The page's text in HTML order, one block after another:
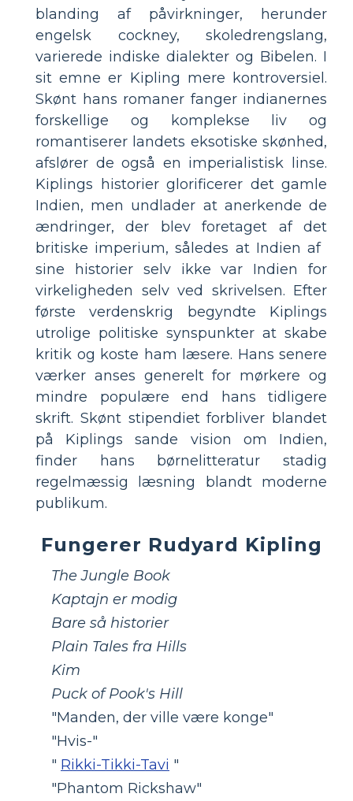
blanding af påvirkninger, herunder
engelsk cockney, skoledrengslang,
varierede indiske dialekter og Bibelen. I
sit emne er Kipling mere kontroversiel.
Skønt hans romaner fanger indianernes
forskellige og komplekse liv og
romantiserer landets eksotiske skønhed,
afslører de også en imperialistisk linse.
Kiplings historier glorificerer det gamle
Indien, men undlader at anerkende de
ændringer, der blev foretaget af det
britiske imperium, således at Indien af ​​
sine historier selv ikke var Indien for
virkeligheden selv ved skrivelsen. Efter
første verdenskrig begyndte Kiplings
utrolige politiske synspunkter at skabe
kritik og koste ham læsere. Hans senere
værker anses generelt for mørkere og
mindre populære end hans tidligere
skrift. Skønt stipendiet forbliver blandet
på Kiplings sande vision om Indien,
finder hans børnelitteratur stadig
regelmæssig læsning blandt moderne
publikum.
Fungerer Rudyard Kipling
The Jungle Book
Kaptajn er modig
Bare så historier
Plain Tales fra Hills
Kim
Puck of Pook's Hill
"Manden, der ville være konge"
"Hvis-"
" Rikki-Tikki-Tavi "
"Phantom Rickshaw"